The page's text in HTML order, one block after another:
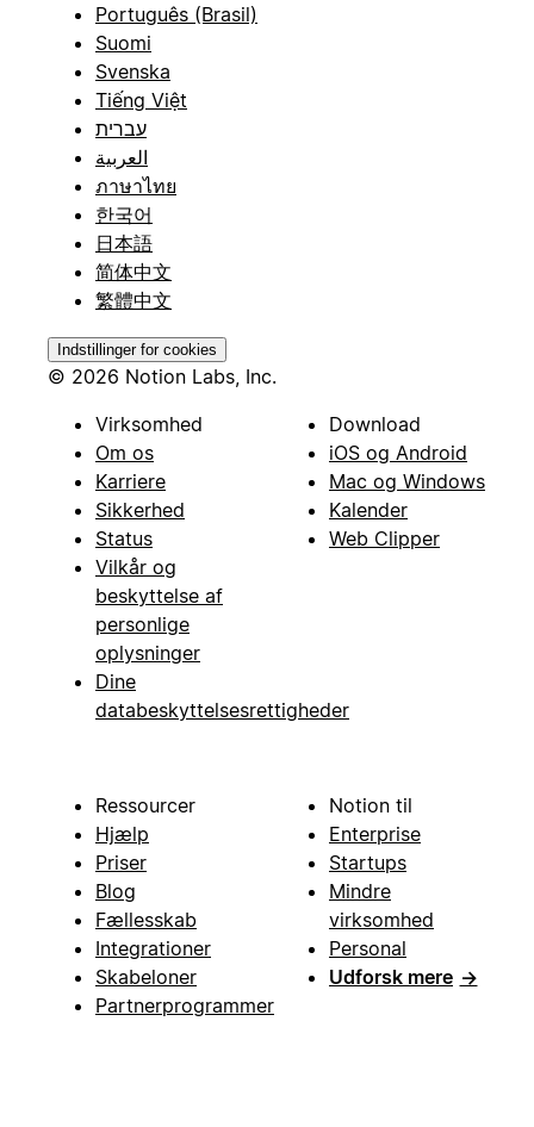
Português (Brasil)
Suomi
Svenska
Tiếng Việt
עברית
العربية
ภาษาไทย
한국어
日本語
简体中文
繁體中文
Indstillinger for cookies
© 2026 Notion Labs, Inc.
Virksomhed
Om os
Karriere
Sikkerhed
Status
Vilkår og
beskyttelse af
personlige
oplysninger
Dine
databeskyttelsesrettigheder
Download
iOS og Android
Mac og Windows
Kalender
Web Clipper
Ressourcer
Hjælp
Priser
Blog
Fællesskab
Integrationer
Skabeloner
Partnerprogrammer
Notion til
Enterprise
Startups
Mindre
virksomhed
Personal
Udforsk mere →